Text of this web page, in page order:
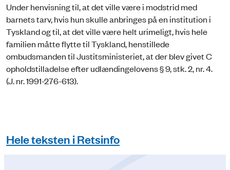
Under henvisning til, at det ville være i modstrid med
barnets tarv, hvis hun skulle anbringes på en institution i
Tyskland og til, at det ville være helt urimeligt, hvis hele
familien måtte flytte til Tyskland, henstillede
ombudsmanden til Justitsministeriet, at der blev givet C
opholdstilladelse efter udlændingelovens § 9, stk. 2, nr. 4.
(J. nr. 1991-276-613).
Hele teksten i Retsinfo